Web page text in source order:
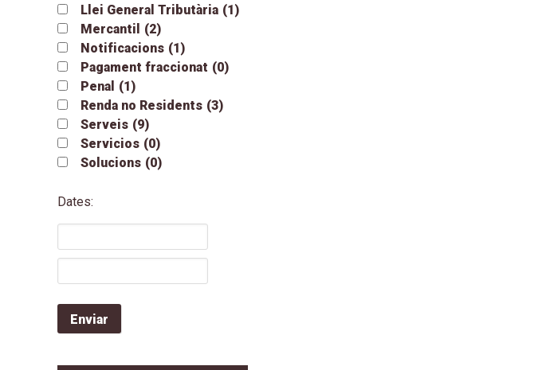
Llei General Tributària (1)
Mercantil
(2)
Notificacions (1)
Pagament fraccionat (0)
Penal (1)
Renda no Residents (3)
Serveis (9)
Servicios (0)
Solucions (0)
Dates: